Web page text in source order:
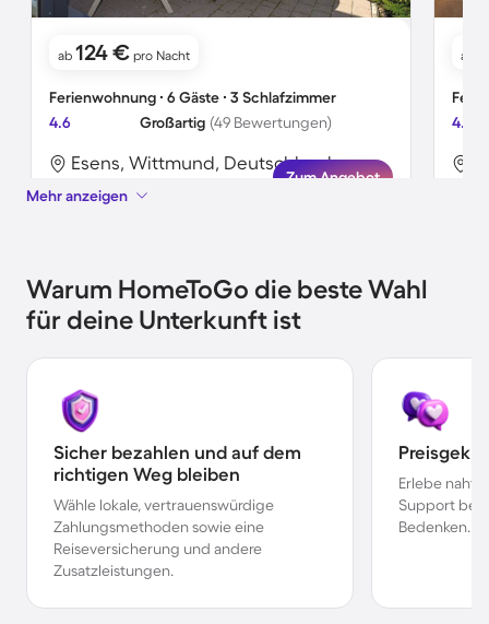
ab 124 € pro Nacht
Ferienwohnung ∙ 6 Gäste ∙ 3 Schlafzimmer
4.6
Großartig (49 Bewertungen)
Esens, Wittmund, Deutschland
Zum Angebot
ab
4.9
Mehr anzeigen
Warum HomeToGo die beste Wahl
für deine Unterkunft ist
Sicher bezahlen und auf dem
richtigen Weg bleiben
Wähle lokale, vertrauenswürdige
Zahlungsmethoden sowie eine
Reiseversicherung und andere
Zusatzleistungen.
Erlebe
Support bei
Bedenken.